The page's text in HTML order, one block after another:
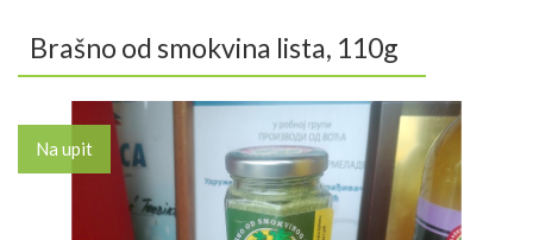
Brašno od smokvina lista, 110g
Na upit